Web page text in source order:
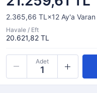
2.365,66 TL×12 Ay'a Varan
Havale / Eft
20.621,82 TL
Adet